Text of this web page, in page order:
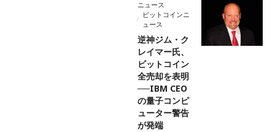
ニュース
ビットコインニ
ュース
逆神ジム・ク
レイマー氏、
ビットコイン
全売却を表明
──IBM CEO
の量子コンピ
ューター警告
が発端